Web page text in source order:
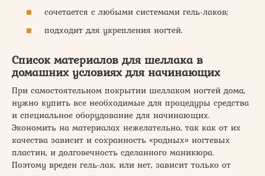
сочетается с любыми системами гель-лаков;
подходит для укрепления ногтей.
Список материалов для шеллака в
домашних условиях для начинающих
При самостоятельном покрытии шеллаком ногтей дома,
нужно купить все необходимые для процедуры средства
и специальное оборудование для начинающих.
Экономить на материалах нежелательно, так как от их
качества зависит и сохранность «родных» ногтевых
пластин, и долговечность сделанного маникюра.
Поэтому вреден гель-лак, или нет, зависит только от